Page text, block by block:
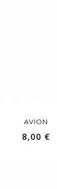
AVION
8,00 €